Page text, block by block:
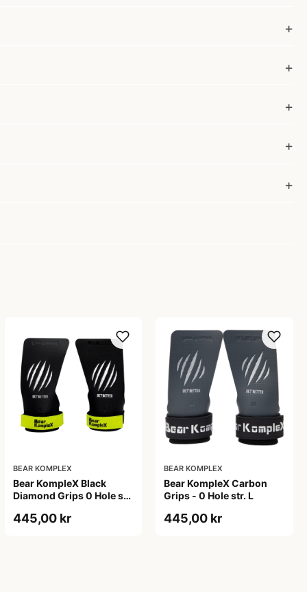
BEAR KOMPLEX
Bear KompleX Black
Diamond Grips 0 Hole str.
445,00 kr
BEAR KOMPLEX
Bear KompleX Carbon
Grips - 0 Hole str. L
445,00 kr